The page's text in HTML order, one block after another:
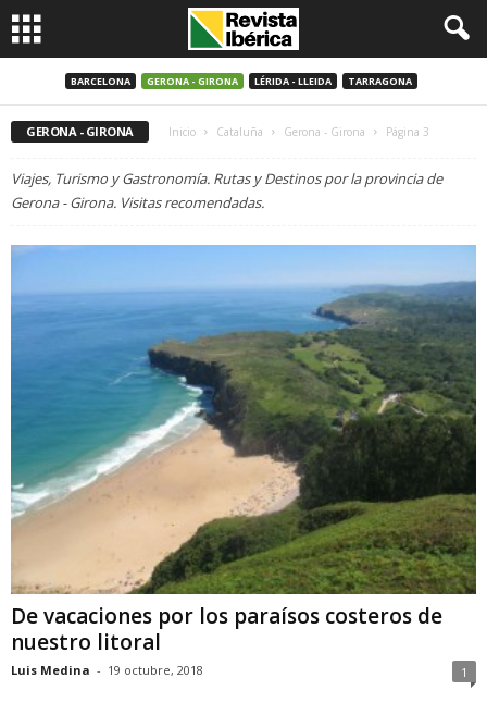
BARCELONA GERONA - GIRONA LÉRIDA - LLEIDA TARRAGONA
GERONA - GIRONA Inicio Cataluña Gerona - Girona Página 3
Viajes, Turismo y Gastronomía. Rutas y Destinos por la provincia de
Gerona - Girona. Visitas recomendadas.
De vacaciones por los paraísos costeros de
nuestro litoral
Luis Medina - 19 octubre, 2018 1